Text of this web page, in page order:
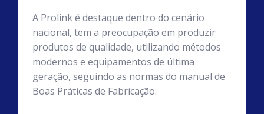
A Prolink é destaque dentro do cenário
nacional, tem a preocupação em produzir
produtos de qualidade, utilizando métodos
modernos e equipamentos de última
geração, seguindo as normas do manual de
Boas Práticas de Fabricação.